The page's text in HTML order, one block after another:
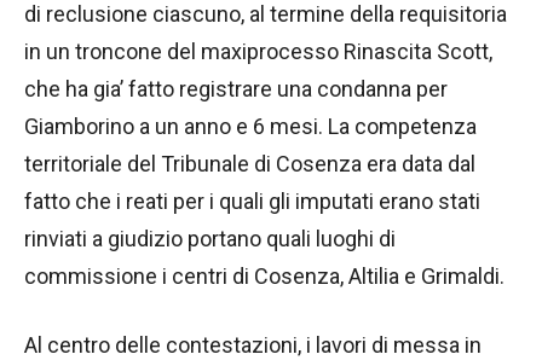
di reclusione ciascuno, al termine della requisitoria
in un troncone del maxiprocesso Rinascita Scott,
che ha gia’ fatto registrare una condanna per
Giamborino a un anno e 6 mesi. La competenza
territoriale del Tribunale di Cosenza era data dal
fatto che i reati per i quali gli imputati erano stati
rinviati a giudizio portano quali luoghi di
commissione i centri di Cosenza, Altilia e Grimaldi.
Al centro delle contestazioni, i lavori di messa in